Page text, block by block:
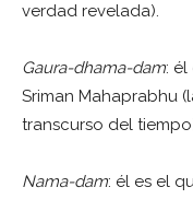
verdad revelada).
Gaura-dhama-dam:
Sriman Mahaprabhu
transcurso del
Nama-dam: él es el